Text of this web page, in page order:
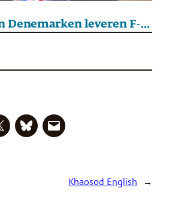
Nederland en Denemarken leveren F-16’s aan Oekraïne
Khaosod English →